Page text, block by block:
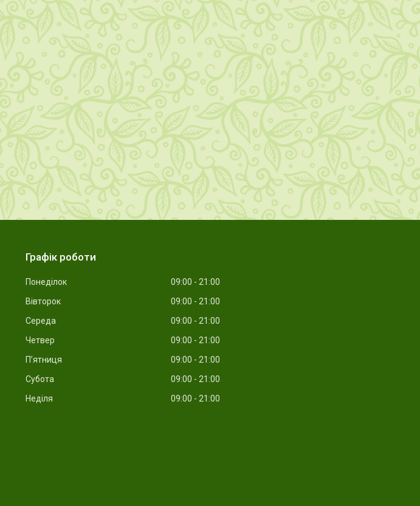
Графік роботи
Понеділок 09:00
21:00
Вівторок
09:00
21:00
Середа
09:00
21:00
Четвер
09:00
21:00
Пʼятниця
09:00
21:00
Субота
09:00
21:00
Неділя
09:00 21:00